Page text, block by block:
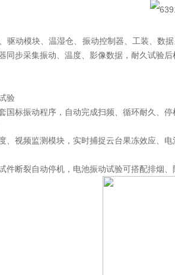
驱动模块、温湿仓、振动控制器、工装、数
同步采集振动、温度、影像数据，耐久试验
验
国标振动程序，自动完成扫频、循环耐久、
、视频监测模块，实时捕捉云台果冻效应、
件断裂自动停机，电池振动试验可搭配排烟、